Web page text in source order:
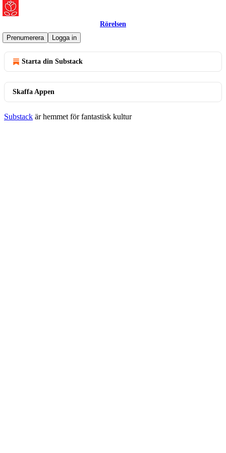
Rörelsen
Prenumerera
Logga in
© 2026 Rörelsen·Integritet
Starta din Substack
Skaffa Appen
Substack är hemmet för fantastisk kultur